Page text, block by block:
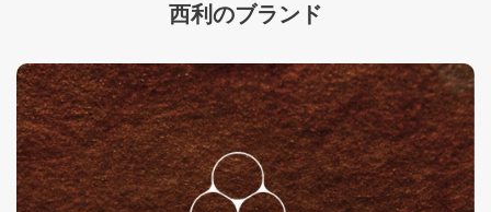
西利のブランド